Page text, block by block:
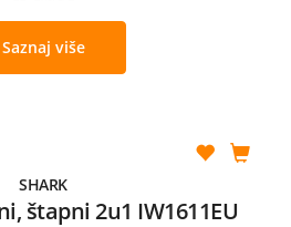
Saznaj više
SHARK
štapni 2u1 IW1611EU